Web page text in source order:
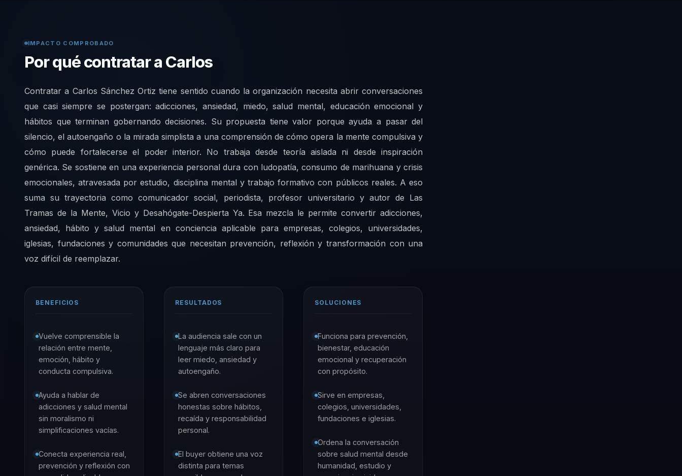
IMPACTO COMPROBADO
Por qué contratar a Carlos
Contratar a Carlos Sánchez Ortiz tiene sentido cuando la organización necesita abrir conversaciones
que casi siempre se postergan: adicciones, ansiedad, miedo, salud mental, educación emocional y
hábitos que terminan gobernando decisiones. Su propuesta tiene valor porque ayuda a pasar del
silencio, el autoengaño o la mirada simplista a una comprensión de cómo opera la mente compulsiva y
cómo puede fortalecerse el poder interior. No trabaja desde teoría aislada ni desde inspiración
genérica. Se sostiene en una experiencia personal dura con ludopatía, consumo de marihuana y crisis
emocionales, atravesada por estudio, disciplina mental y trabajo formativo con públicos reales. A eso
suma su trayectoria como comunicador social, periodista, profesor universitario y autor de Las
Tramas de la Mente, Vicio y Desahógate-Despierta Ya. Esa mezcla le permite convertir adicciones,
ansiedad, hábito y salud mental en conciencia aplicable para empresas, colegios, universidades,
iglesias, fundaciones y comunidades que necesitan prevención, reflexión y transformación con una
voz difícil de reemplazar.
BENEFICIOS
Vuelve comprensible la
relación entre mente,
emoción, hábito y
conducta compulsiva.
Ayuda a hablar de
adicciones y salud mental
sin moralismo ni
simplificaciones vacías.
Conecta experiencia real,
prevención y reflexión con
RESULTADOS
La audiencia sale con un
lenguaje más claro para
leer miedo, ansiedad y
autoengaño.
Se abren conversaciones
honestas sobre hábitos,
recaída y responsabilidad
personal.
El buyer obtiene una voz
distinta para temas
SOLUCIONES
Funciona para prevención,
bienestar, educación
emocional y recuperación
con propósito.
Sirve en empresas,
colegios, universidades,
fundaciones e iglesias.
Ordena la conversación
sobre salud mental desde
humanidad, estudio y